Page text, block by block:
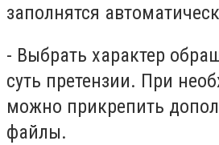
заполнятся
- Выбрать характер
суть претензии. При
можно прикрепить
файлы.